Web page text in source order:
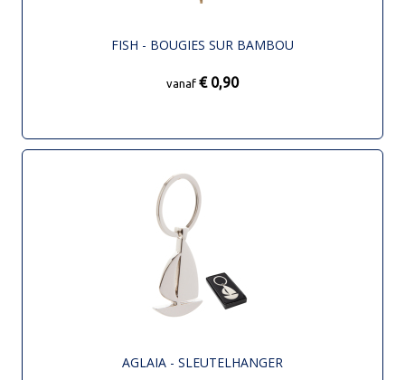
FISH - BOUGIES SUR BAMBOU
vanaf € 0,90
AGLAIA - SLEUTELHANGER